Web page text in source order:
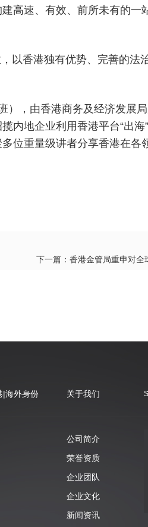
高速、有效、前所未有的一
以香港独有优势、完善的法
），由香港商务及经济发展
内地企业利用香港平台“出
位重量级讲者分享香港在各
下一篇：香港金管局重申对全
|海外身份 关于我们
公司简介
荣誉资质
企业团队
企业文化
新闻资讯